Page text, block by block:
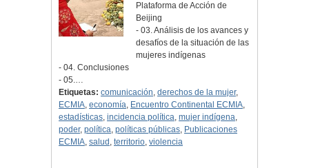
Plataforma de Acción de
Beijing
- 03. Análisis de los avances y
desafíos de la situación de las
mujeres indígenas
- 04. Conclusiones
- 05.…
Etiquetas: comunicación, derechos de la mujer,
ECMIA, economía, Encuentro Continental ECMIA,
estadísticas, incidencia política, mujer indígena,
poder, política, políticas públicas, Publicaciones
ECMIA, salud , territorio, violencia